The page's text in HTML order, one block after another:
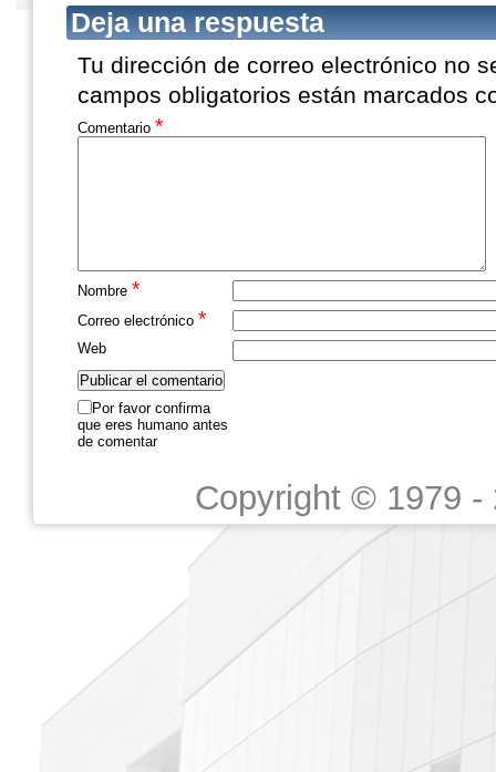
Deja una respuesta
Tu dirección de correo electrónico no
campos obligatorios están marcados
Comentario *
Nombre *
Correo electrónico *
Web
Por favor confirma
que eres humano antes
de comentar
Copyright © 1979 -